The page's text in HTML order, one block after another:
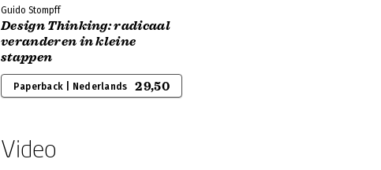
Guido Stompff
Design Thinking: radicaal
veranderen in kleine
stappen
Paperback | Nederlands 29,50
Video